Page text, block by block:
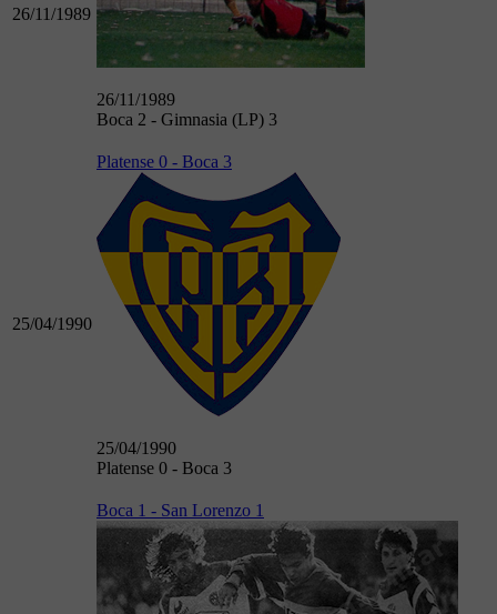
26/11/1989
26/11/1989
Boca 2 - Gimnasia (LP) 3
25/04/1990
Platense 0 - Boca 3
25/04/1990
Platense 0 - Boca 3
Boca 1 - San Lorenzo 1